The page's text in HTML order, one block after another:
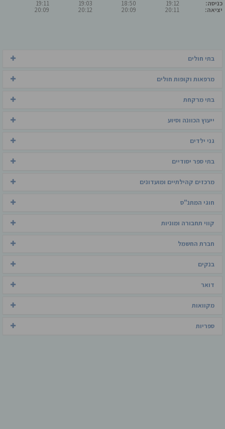
כניסה:
יציאה:
19:12
20:11
18:50
20:09
19:03
20:12
19:11
20:09
בתי חולים
מרפאות וקופות חולים
בתי מרקחת
ייעוץ הכוונה וסיוע
גני ילדים
בתי ספר יסודיים
מרכזים קהילתיים ומועדונים
חוגי המתנ"ס
קווי תחבורה ומוניות
חברת החשמל
בנקים
דואר
מקוואות
ספריות